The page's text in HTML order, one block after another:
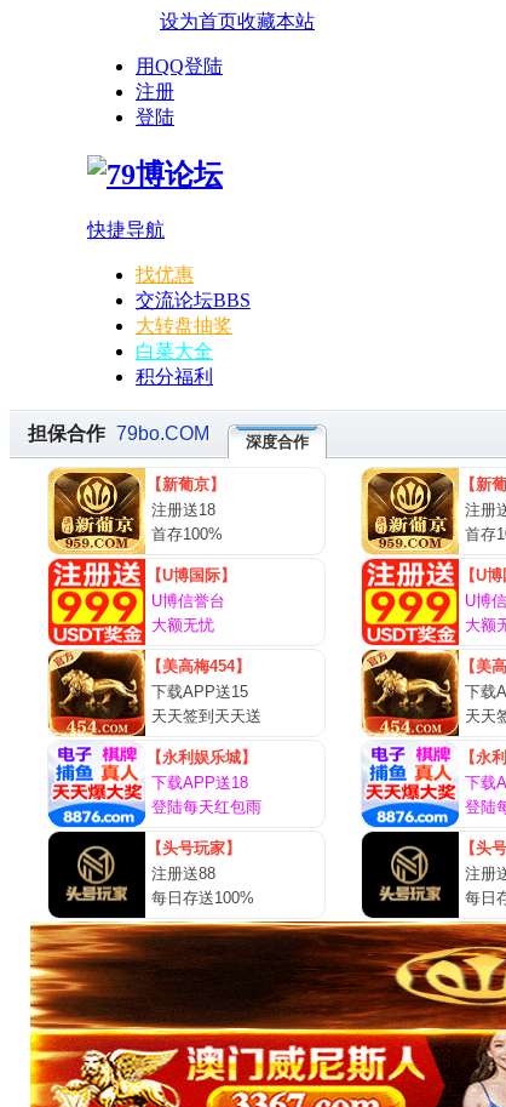
设为首页收藏本站
用QQ登陆
注册
登陆
快捷导航
找优惠
交流论坛BBS
大转盘抽奖
白菜大全
积分福利